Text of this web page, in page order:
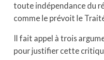
toute indépendance du
comme le prévoit le
Il fait appel à trois
pour justifier cette